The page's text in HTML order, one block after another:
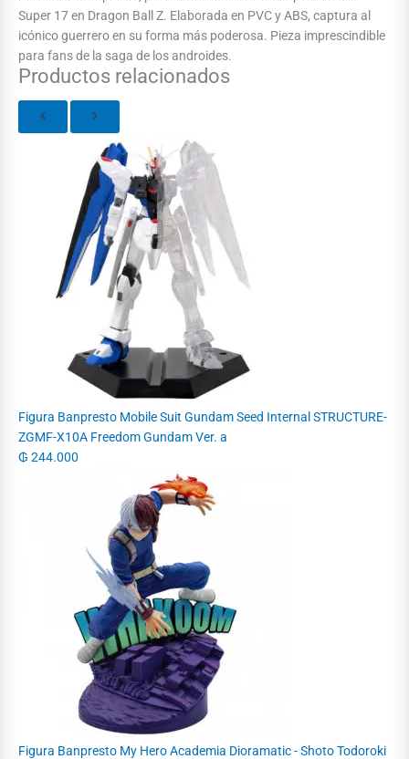
Super 17 en Dragon Ball Z. Elaborada en PVC y ABS, captura al
icónico guerrero en su forma más poderosa. Pieza imprescindible
para fans de la saga de los androides.
Productos relacionados
Figura Banpresto Mobile Suit Gundam Seed Internal STRUCTURE-
ZGMF-X10A Freedom Gundam Ver. a
₲ 244.000
Figura Banpresto My Hero Academia Dioramatic - Shoto Todoroki